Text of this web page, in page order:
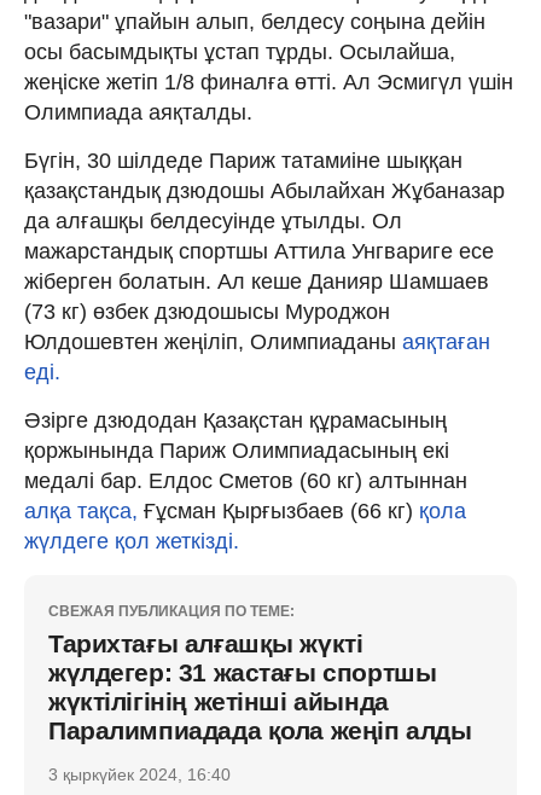
"вазари" ұпайын алып, белдесу соңына дейін
осы басымдықты ұстап тұрды. Осылайша,
жеңіске жетіп 1/8 финалға өтті. Ал Эсмигүл үшін
Олимпиада аяқталды.
Бүгін, 30 шілдеде Париж татамиіне шыққан
қазақстандық дзюдошы Абылайхан Жұбаназар
да алғашқы белдесуінде ұтылды. Ол
мажарстандық спортшы Аттила Унгвариге есе
жіберген болатын. Ал кеше Данияр Шамшаев
(73 кг) өзбек дзюдошысы Муроджон
Юлдошевтен жеңіліп, Олимпиаданы аяқтаған
еді.
Әзірге дзюдодан Қазақстан құрамасының
қоржынында Париж Олимпиадасының екі
медалі бар. Елдос Сметов (60 кг) алтыннан
алқа тақса, Ғұсман Қырғызбаев (66 кг) қола
жүлдеге қол жеткізді.
СВЕЖАЯ ПУБЛИКАЦИЯ ПО ТЕМЕ:
Тарихтағы алғашқы жүкті
жүлдегер: 31 жастағы спортшы
жүктілігінің жетінші айында
Паралимпиадада қола жеңіп алды
3 қыркүйек 2024, 16:40